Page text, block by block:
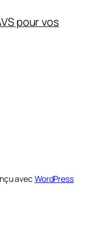
pour vos
avec WordPress